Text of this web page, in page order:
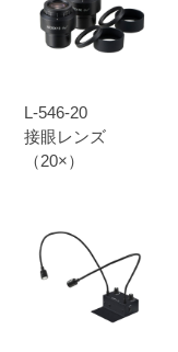
L-546-20
接眼レンズ
（20×）